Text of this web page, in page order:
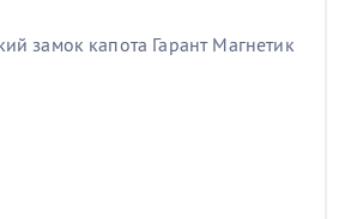
замок капота Гарант Магнетик